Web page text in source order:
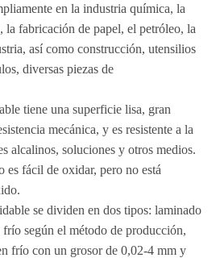
en la industria química, la
la fabricación de papel, el petróleo, la
así como construcción, utensilios
diversas piezas de
tiene una superficie lisa, gran
mecánica, y es resistente a la
alcalinos, soluciones y otros medios.
es fácil de oxidar, pero no está
se dividen en dos tipos: laminado
según el método de producción,
frío con un grosor de 0,02-4 mm y